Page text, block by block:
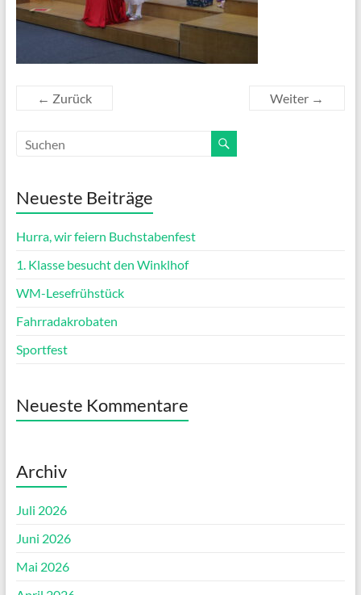
← Zurück Weiter →
Neueste Beiträge
Hurra, wir feiern Buchstabenfest
1. Klasse besucht den Winklhof
WM-Lesefrühstück
Fahrradakrobaten
Sportfest
Neueste Kommentare
Archiv
Juli 2026
Juni 2026
Mai 2026